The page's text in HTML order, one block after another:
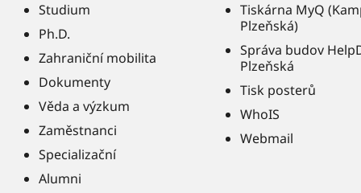
Studium
Ph.D.
Zahraniční mobilita
Dokumenty
Věda a výzkum
Zaměstnanci
Specializační
Alumni
Tiskárna MyQ
Plzeňská)
Správa budov
Plzeňská
Tisk posterů
WhoIS
Webmail